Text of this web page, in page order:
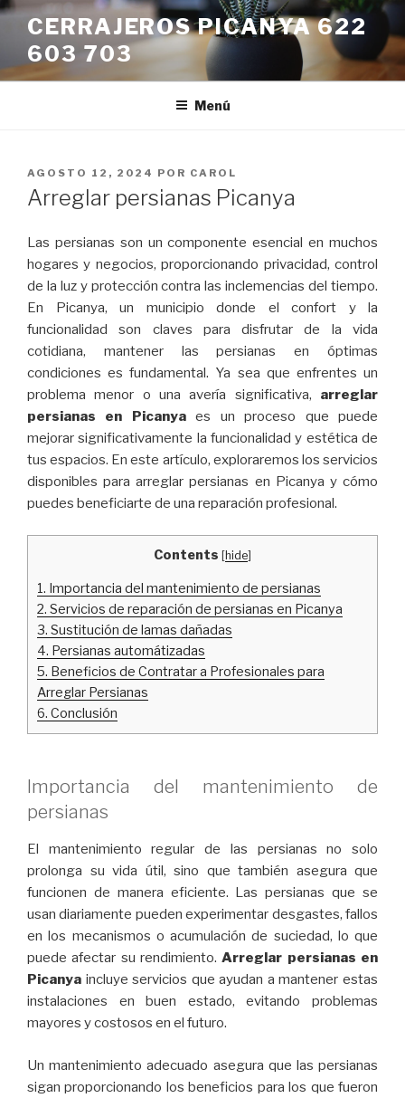
Saltar
contenido
CERRAJEROS PICANYA 622
603 703
Menú
PUBLICADO
EL
AGOSTO 12, 2024 POR CAROL
Arreglar persianas Picanya
Las persianas son un componente esencial en muchos
hogares y negocios, proporcionando privacidad, control
de la luz y protección contra las inclemencias del tiempo.
En Picanya, un municipio donde el confort y la
funcionalidad son claves para disfrutar de la vida
cotidiana, mantener las persianas en óptimas
condiciones es fundamental. Ya sea que enfrentes un
problema menor o una avería significativa, arreglar
persianas en Picanyaes un proceso que puede
mejorar significativamente la funcionalidad y estética de
tus espacios. En este artículo, exploraremos los servicios
disponibles para arreglar persianas en Picanya y cómo
puedes beneficiarte de una reparación profesional.
Contents [hide]
1. Importancia del mantenimiento de persianas
2. Servicios de reparación de persianas en Picanya
3. Sustitución de lamas dañadas
4. Persianas automátizadas
5. Beneficios de Contratar a Profesionales para
Arreglar Persianas
6. Conclusión
Importancia del mantenimiento de
persianas
El mantenimiento regular de las persianas no solo
prolonga su vida útil, sino que también asegura que
funcionen de manera eficiente. Las persianas que se
usan diariamente pueden experimentar desgastes, fallos
en los mecanismos o acumulación de suciedad, lo que
puede afectar su rendimiento.Arreglar persianas en
Picanya incluye servicios que ayudan a mantener estas
instalaciones en buen estado, evitando problemas
mayores y costosos en el futuro.
Un mantenimiento adecuado asegura que las persianas
sigan proporcionando los beneficios para los que fueron